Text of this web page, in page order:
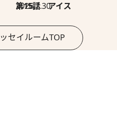
2026.7.30
第15話 アイス
セイルームTOP